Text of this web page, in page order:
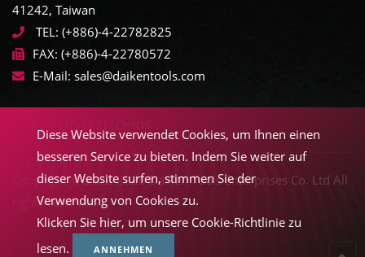
41242, Taiwan
TEL: (+886)-4-22782825
FAX: (+886)-4-22780572
E-Mail: sales@daikentools.com
Copyright © 2022-2026 Daiken Tools Enterprises Co. Ltd All
rights reserved.
Diese Website verwendet Cookies, um Ihnen einen
besseren Service zu bieten. Indem Sie weiter auf
dieser Website surfen, stimmen Sie der
Verwendung von Cookies zu.
Klicken Sie hier, um unsere Cookie-Richtlinie zu
lesen.
ANNEHMEN